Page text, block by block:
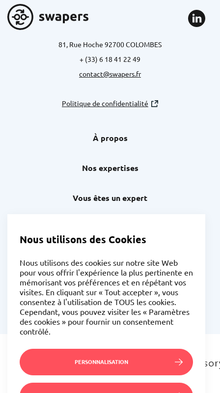
81, Rue Hoche 92700 COLOMBES
+ (33) 6 18 41 22 49
contact@swapers.fr
Politique de confidentialité
À propos
Nos expertises
Vous êtes un expert
News
© Copyright 2026 Swapers.
Nous utilisons des Cookies
Nous utilisons des cookies sur notre site Web
pour vous offrir l'expérience la plus pertinente en
mémorisant vos préférences et en répétant vos
visites. En cliquant sur « Tout accepter », vous
consentez à l'utilisation de TOUS les cookies.
Cependant, vous pouvez visiter les « Paramètres
des cookies » pour fournir un consentement
contrôlé.
PERSONNALISATION